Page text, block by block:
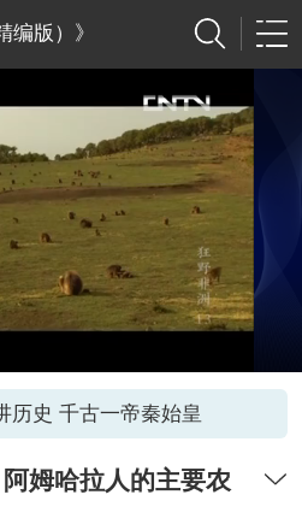
编版）》
历史 千古一帝秦始皇
姆哈拉人的主要农